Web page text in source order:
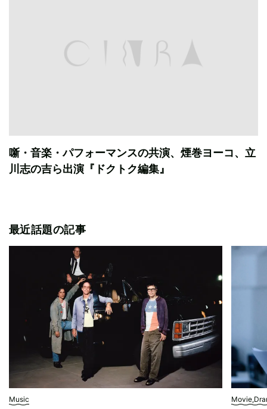
噺・音楽・パフォーマンスの共演、煙巻ヨーコ、立
川志の吉ら出演『ドクトク編集』
最近話題の記事
Music